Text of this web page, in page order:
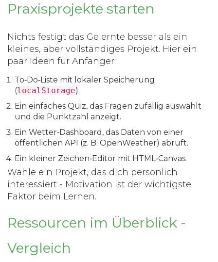
Praxisprojekte starten
Nichts festigt das Gelernte besser als ein
kleines, aber vollständiges Projekt. Hier ein
paar Ideen für Anfänger:
To‑Do‑Liste mit lokaler Speicherung
(localStorage).
Ein einfaches Quiz, das Fragen zufällig auswählt
und die Punktzahl anzeigt.
Ein Wetter‑Dashboard, das Daten von einer
öffentlichen API (z. B. OpenWeather) abruft.
Ein kleiner Zeichen‑Editor mit HTML‑Canvas.
Wähle ein Projekt, das dich persönlich
interessiert - Motivation ist der wichtigste
Faktor beim Lernen.
Ressourcen im Überblick -
Vergleich